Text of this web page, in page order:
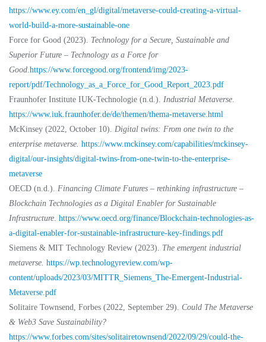
https://www.ey.com/en_gl/digital/metaverse-could-creating-a-virtual-
world-build-a-more-sustainable-one
Force for Good (2023). Technology for a Secure, Sustainable and
Superior Future – Technology as a Force for
Good.https://www.forcegood.org/frontend/img/2023-
report/pdf/Technology_as_a_Force_for_Good_Report_2023.pdf
Fraunhofer Institute IUK-Technologie (n.d.). Industrial Metaverse.
https://www.iuk.fraunhofer.de/de/themen/thema-metaverse.html
McKinsey (2022, October 10). Digital twins: From one twin to the
enterprise metaverse. https://www.mckinsey.com/capabilities/mckinsey-
digital/our-insights/digital-twins-from-one-twin-to-the-enterprise-
metaverse
OECD (n.d.). Financing Climate Futures – rethinking infrastructure –
Blockchain Technologies as a Digital Enabler for Sustainable
Infrastructure. https://www.oecd.org/finance/Blockchain-technologies-as-
a-digital-enabler-for-sustainable-infrastructure-key-findings.pdf
Siemens & MIT Technology Review (2023). The emergent industrial
metaverse. https://wp.technologyreview.com/wp-
content/uploads/2023/03/MITTR_Siemens_The-Emergent-Industrial-
Metaverse.pdf
Solitaire Townsend, Forbes (2022, September 29). Could The Metaverse
& Web3 Save Sustainability?
https://www.forbes.com/sites/solitairetownsend/2022/09/29/could-the-